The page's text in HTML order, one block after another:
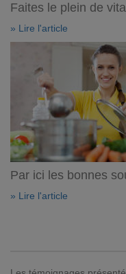
Faites le plein de
» Lire l'article
Par ici les bonnes
» Lire l'article